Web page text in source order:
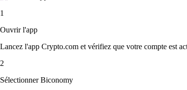
1
Ouvrir l'app
Lancez l'app Crypto.com et vérifiez que votre compte est
2
Sélectionner Biconomy